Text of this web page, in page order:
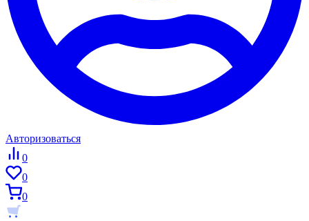
Авторизоваться
0
0
0